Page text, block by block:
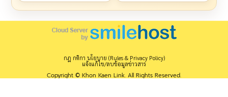
กฎ กติกา นโยบาย (Rules & Privacy Policy)
แจ้งแก้ไข/ลบข้อมูลข่าวสาร
Copyright © Khon Kaen Link. All Rights Reserved.